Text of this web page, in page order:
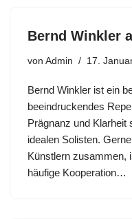
Bernd Winkler
von Admin 17.
Bernd Winkler ist ein
beeindruckendes
Prägnanz und Klarheit
idealen Solisten.
Künstlern zusammen,
häufige Kooperation…